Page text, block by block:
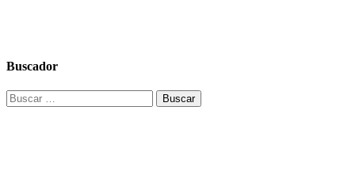
Buscador
Buscar: